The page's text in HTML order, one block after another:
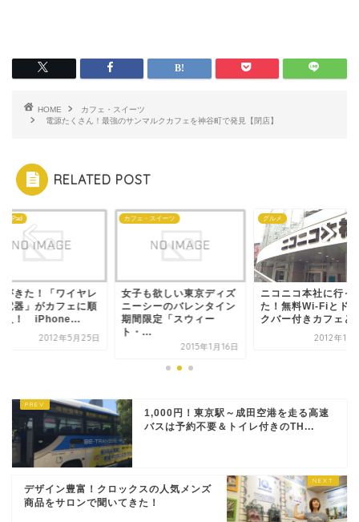
HOME
カフェ・スイーツ
電源たくさん！最強のサンマルクカフェを神谷町で発見【閉店】
RELATED POST
・iPad
がきた！「ワイヤレ
電器」がカフェに順
入！ iPhone...
2012年5月25日
カフェ・スイーツ
女子も欲しい東京ディズ
ニーシーのバレンタイン
期間限定「スウィー
ト・...
2015年1月16日
グルメ
ニコニコ本社に行っ
た！無料Wi-Fiとド
クバー付きカフェと
2012年11
1,000円！東京駅～成田空港を走る高速
バスは予約不要＆トイレ付きのTH...
デザイン豊富！クロックスの人気メンズ
商品をサロンで聞いてきた！